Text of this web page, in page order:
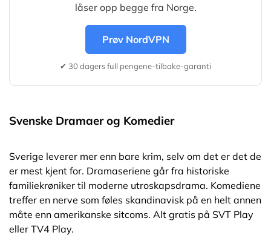
låser opp begge fra Norge.
Prøv NordVPN
✔ 30 dagers full pengene-tilbake-garanti
Svenske Dramaer og Komedier
Sverige leverer mer enn bare krim, selv om det er det de
er mest kjent for. Dramaseriene går fra historiske
familiekrøniker til moderne utroskapsdrama. Komediene
treffer en nerve som føles skandinavisk på en helt annen
måte enn amerikanske sitcoms. Alt gratis på SVT Play
eller TV4 Play.